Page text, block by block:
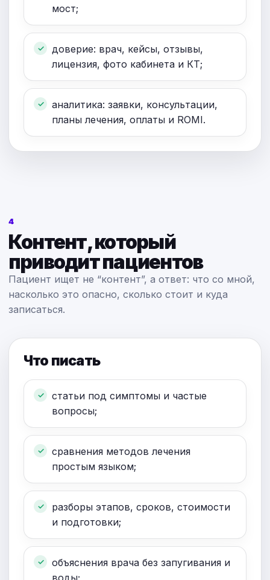
мост;
доверие: врач, кейсы, отзывы,
лицензия, фото кабинета и КТ;
аналитика: заявки, консультации,
планы лечения, оплаты и ROMI.
4
Контент, который
приводит пациентов
Пациент ищет не “контент”, а ответ: что со мной,
насколько это опасно, сколько стоит и куда
записаться.
Что писать
статьи под симптомы и частые
вопросы;
сравнения методов лечения
простым языком;
разборы этапов, сроков, стоимости
и подготовки;
объяснения врача без запугивания и
воды;